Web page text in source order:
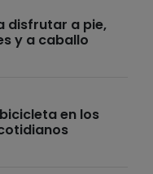
disfrutar a pie,
y a caballo
en los